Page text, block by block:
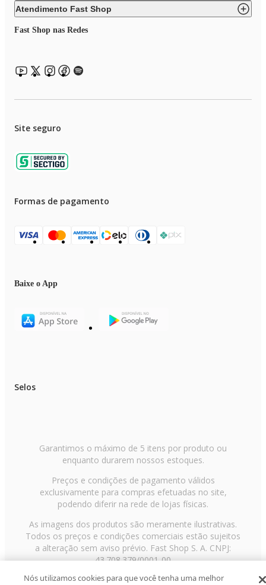
Atendimento Fast Shop
Fast Shop nas Redes
Site seguro
Formas de pagamento
Baixe o App
Selos
Garantimos o máximo de 5 itens por produto ou
enquanto durarem nossos estoques.
Preços e condições de pagamento válidos
exclusivamente para compras efetuadas no site,
podendo diferir na rede de lojas físicas.
As imagens dos produtos são meramente ilustrativas.
Todos os preços e condições comerciais estão sujeitos
a alteração sem aviso prévio. Fast Shop S. A. CNPJ:
43.708.379/0001-00
Avenida Zaki Narchi, nº 1650, sobreloja, Carandiru, São
Nós utilizamos cookies para que você tenha uma melhor